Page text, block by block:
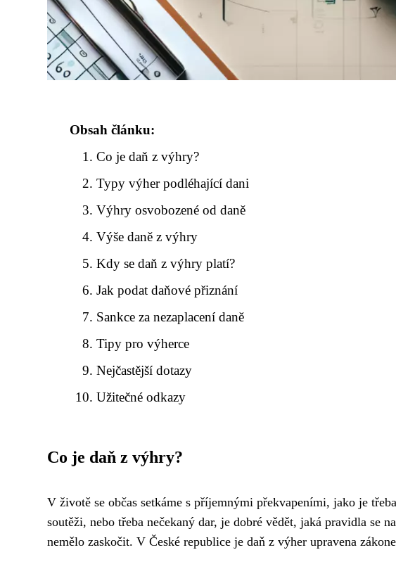
Obsah článku:
Co je daň z výhry?
Typy výher podléhající dani
Výhry osvobozené od daně
Výše daně z výhry
Kdy se daň z výhry platí?
Jak podat daňové přiznání
Sankce za nezaplacení daně
Tipy pro výherce
Nejčastější dotazy
Užitečné odkazy
Co je daň z výhry?
V životě se občas setkáme s příjemnými překvapeními, jako je
soutěži, nebo třeba nečekaný dar, je dobré vědět, jaká pravidla se
nemělo zaskočit. V České republice je daň z výher upravena